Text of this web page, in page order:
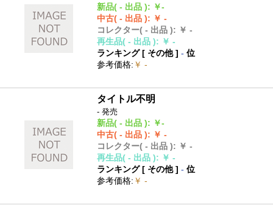
新品( - 出品 ): ￥-
中古( - 出品 ): ￥ -
コレクター( - 出品 ): ￥ -
再生品( - 出品 ): ￥ -
ランキング [ その他]- 位
参考価格: ￥ -
タイトル不明
- 発売
新品( - 出品 ): ￥-
中古( - 出品 ): ￥ -
コレクター( - 出品 ): ￥ -
再生品( - 出品 ): ￥ -
ランキング [ その他]- 位
参考価格: ￥ -